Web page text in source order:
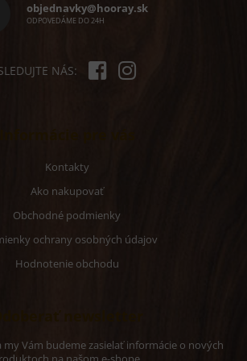
y
v
i
objednavky@hooray.sk
ODPOVEDÁME DO 24H
NÁS:
Kontakty
Ako nakupovať
Obchodné podmienky
ochrany osobných údajov
Hodnotenie obchodu
my Vám budeme zasielať informácie o nových